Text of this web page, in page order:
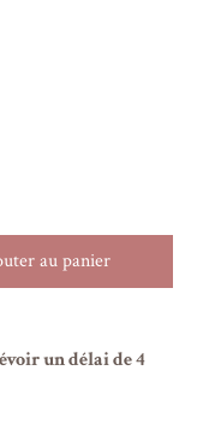
au panier
un délai de 4